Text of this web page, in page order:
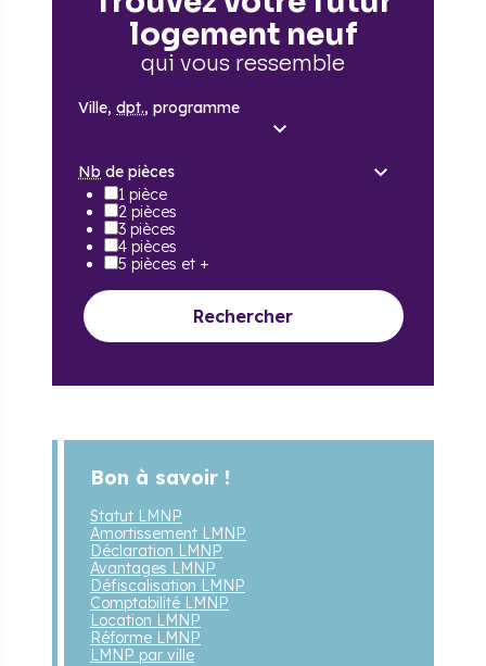
logement neuf
qui vous ressemble
Ville, dpt., programme
Nb de pièces
1 pièce
2 pièces
3 pièces
4 pièces
5 pièces et +
Rechercher
Bon à savoir !
Statut LMNP
Amortissement LMNP
Déclaration LMNP
Avantages LMNP
Défiscalisation LMNP
Comptabilité LMNP
Location LMNP
Réforme LMNP
LMNP par ville